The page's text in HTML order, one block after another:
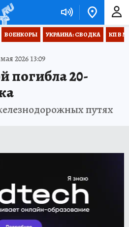
ВОЕНКОРЫ УКРАИНА: СВОДКА КП В
2026 13:09
погибла 20-
путях